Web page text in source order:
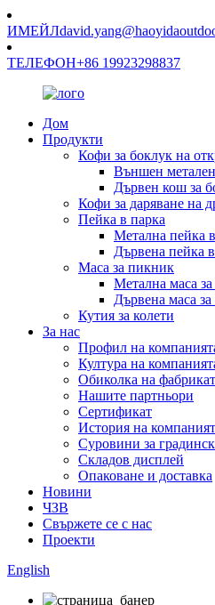
ИМЕЙЛ
ТЕЛЕФОН+86 19923298837
Дом
Продукти
Кофи за боклук на
Външен
Дървен кош за
Кофи за даряване на
Пейка в парка
Метална пейка
Дървена пейка
Маса за пикник
Метална маса
Дървена маса
Кутия за колети
За нас
Профил на
Култура на
Обиколка на
Нашите партньори
Сертификат
История на
Суровини за
Складов дисплей
Опаковане и доставка
Новини
ЧЗВ
Свържете се с нас
Проекти
English